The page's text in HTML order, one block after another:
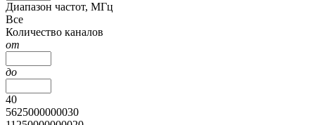
Диапазон частот, МГц
Все
Количество каналов
от
до
40
5625000000030